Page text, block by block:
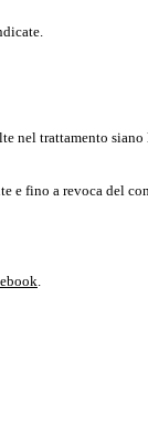
nel trattamento siano
fino a revoca del